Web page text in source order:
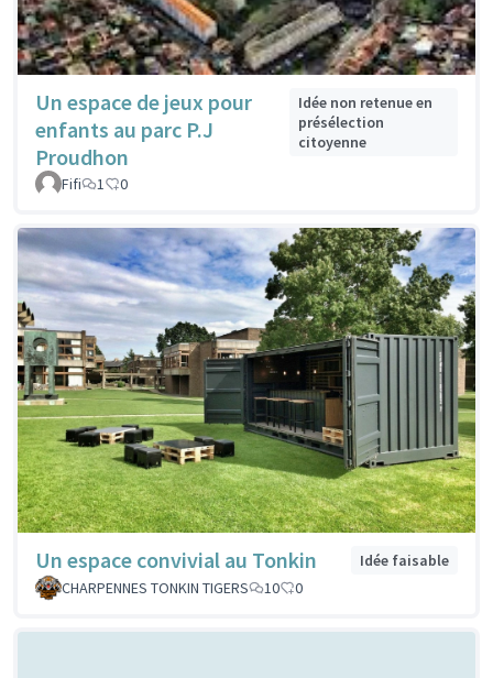
Un espace de jeux pour
enfants au parc P.J
Proudhon
Idée non retenue en
présélection
citoyenne
Fifi 1 0
Un espace convivial au Tonkin
Idée faisable
CHARPENNES TONKIN TIGERS
10 0